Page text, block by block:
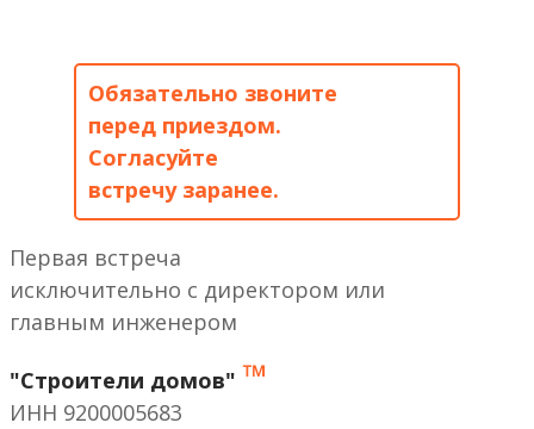
Обязательно звоните
перед приездом.
Согласуйте
встречу заранее.
Первая встреча
исключительно с директором или
главным инженером
"Строители домов" ™
ИНН 9200005683